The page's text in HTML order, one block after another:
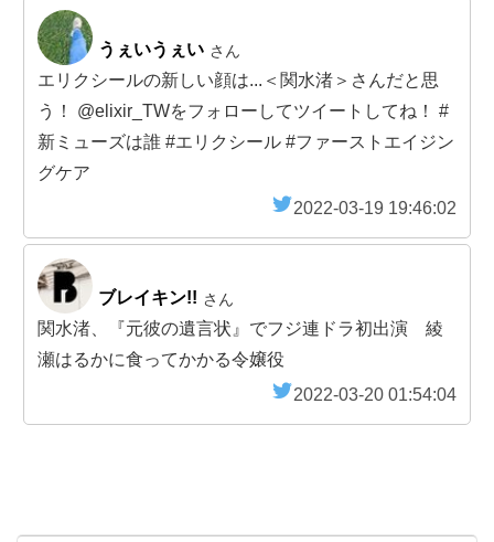
うぇいうぇい さん
エリクシールの新しい顔は...＜関水渚＞さんだと思
う！ @elixir_TWをフォローしてツイートしてね！ #
新ミューズは誰 #エリクシール #ファーストエイジン
グケア
2022-03-19 19:46:02
ブレイキン!! さん
関水渚、『元彼の遺言状』でフジ連ドラ初出演 綾
瀬はるかに食ってかかる令嬢役
2022-03-20 01:54:04